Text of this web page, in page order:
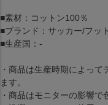
■素材：コットン100％
■ブランド：サッカー/フッ
■生産国：-
・商品は生産時期によっ
ます。
・商品はモニターの影響で